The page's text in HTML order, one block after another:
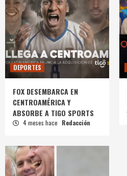
DEPORTES
FOX DESEMBARCA EN
CENTROAMÉRICA Y
ABSORBE A TIGO SPORTS
4 meses hace Redacción